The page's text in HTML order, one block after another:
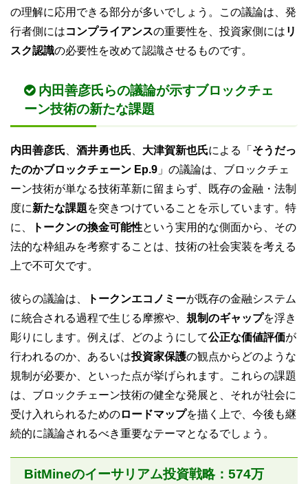
の理解に応用できる部分が多いでしょう。この議論は、発
行者側にはコンプライアンスの重要性を、投資家側には リ
スク認識の必要性を改めて認識させるものです。
内田善彦氏らの議論が示すブロックチェ
ーン技術の新たな課題
内田善彦氏 酒井勇也氏 大津賀新也氏による「 そうだっ
たのかブロックチェーン Ep.9 」の議論は、ブロックチェ
ーン技術が単なる技術革新に留まらず、既存の金融・法制
度に新たな課題を突きつけていることを示しています。特
に、
トークンの換金可能性という実用的な側面から、その
法的な枠組みを考察することは、技術の社会実装を考える
上で不可欠です。
彼らの議論は、 トークンエコノミーが既存の金融システム
に統合される過程で生じる摩擦や、 規制のギャップを浮き
彫りにします。例えば、どのようにして公正な価値評価が
行われるのか、あるいは投資家保護の観点からどのような
規制が必要か、といった点が挙げられます。これらの課題
は、ブロックチェーン技術の健全な発展と、それが社会に
受け入れられるためのロードマップを描く上で、今後も継
続的に議論されるべき重要なテーマとなるでしょう。
BitMineのイーサリアム投資戦略：574万